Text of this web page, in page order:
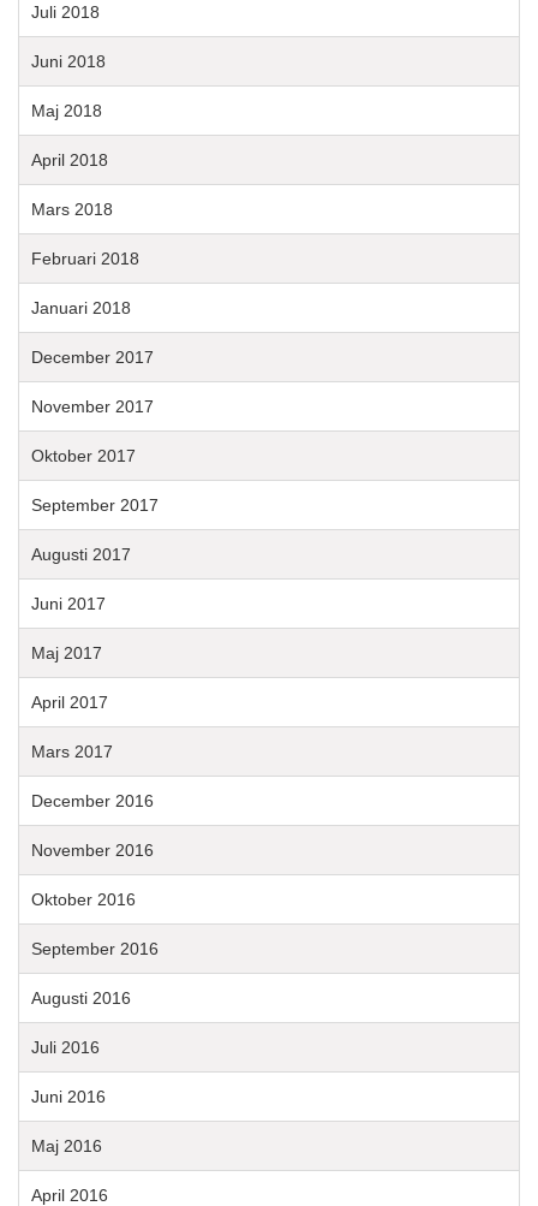
Juli 2018
Juni 2018
Maj 2018
April 2018
Mars 2018
Februari 2018
Januari 2018
December 2017
November 2017
Oktober 2017
September 2017
Augusti 2017
Juni 2017
Maj 2017
April 2017
Mars 2017
December 2016
November 2016
Oktober 2016
September 2016
Augusti 2016
Juli 2016
Juni 2016
Maj 2016
April 2016